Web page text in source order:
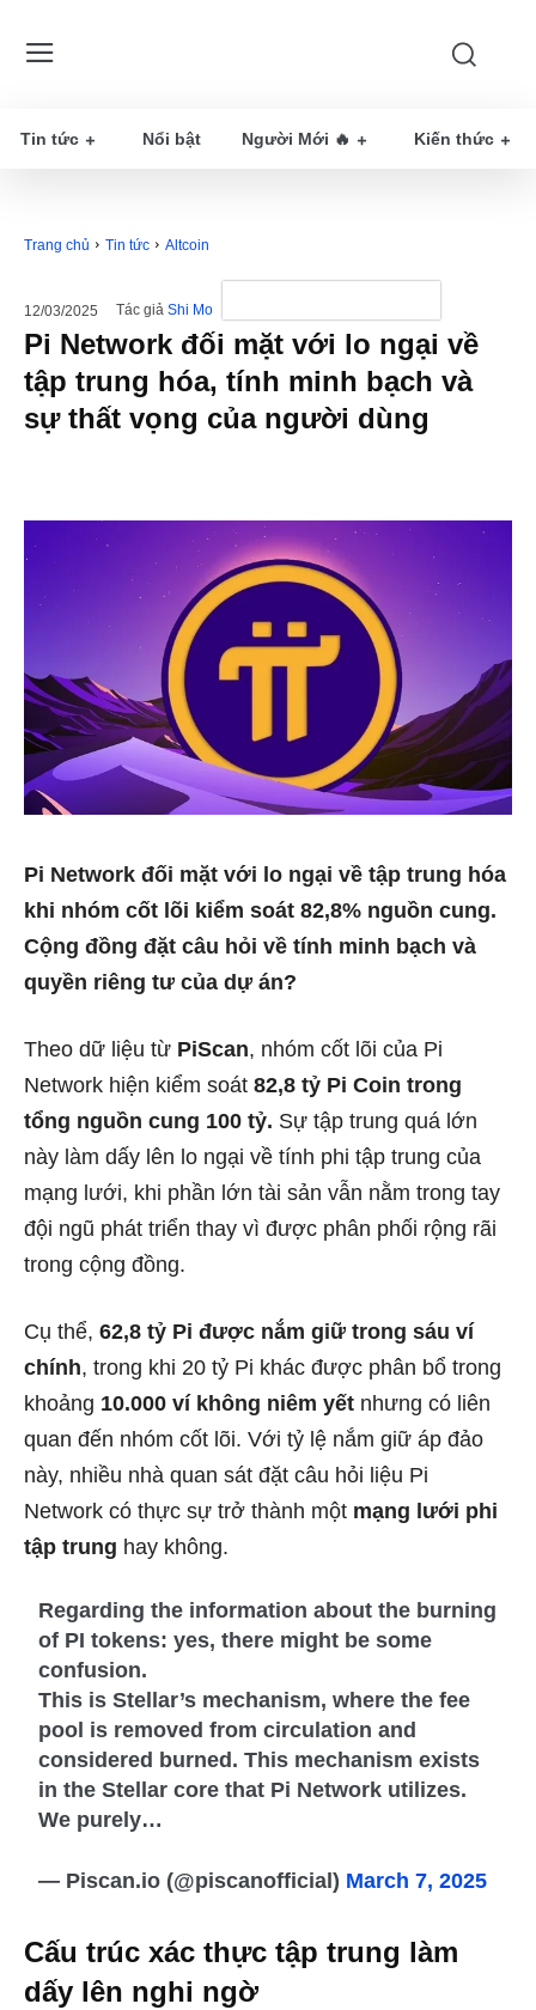
Tin tức Nổi bật Người Mới 🔥 Kiến thức
Trang chủ Tin tức Altcoin
12/03/2025 Tác giả Shi Mo
Pi Network đối mặt với lo ngại về
tập trung hóa, tính minh bạch và
sự thất vọng của người dùng
Pi Network đối mặt với lo ngại về tập trung hóa
khi nhóm cốt lõi kiểm soát 82,8% nguồn cung.
Cộng đồng đặt câu hỏi về tính minh bạch và
quyền riêng tư của dự án?
Theo dữ liệu từ PiScan, nhóm cốt lõi của Pi
Network hiện kiểm soát 82,8 tỷ Pi Coin trong
tổng nguồn cung 100 tỷ. Sự tập trung quá lớn
này làm dấy lên lo ngại về tính phi tập trung của
mạng lưới, khi phần lớn tài sản vẫn nằm trong tay
đội ngũ phát triển thay vì được phân phối rộng rãi
trong cộng đồng.
Cụ thể, 62,8 tỷ Pi được nắm giữ trong sáu ví
chính, trong khi 20 tỷ Pi khác được phân bổ trong
khoảng 10.000 ví không niêm yết nhưng có liên
quan đến nhóm cốt lõi. Với tỷ lệ nắm giữ áp đảo
này, nhiều nhà quan sát đặt câu hỏi liệu Pi
Network có thực sự trở thành một mạng lưới phi
tập trung hay không.
Regarding the information about the burning
of PI tokens: yes, there might be some
confusion.
This is Stellar’s mechanism, where the fee
pool is removed from circulation and
considered burned. This mechanism exists
in the Stellar core that Pi Network utilizes.
We purely…
— Piscan.io (@piscanofficial) March 7, 2025
Cấu trúc xác thực tập trung làm
dấy lên nghi ngờ